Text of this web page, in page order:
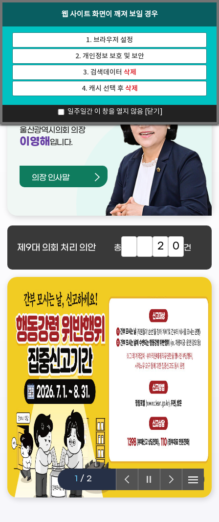
가
기
인터넷방송
웹 사이트 화면이 깨져 보일 경우
1. 브라우저 설정
2. 개인정보 보호 및 보안
3. 검색데이터 삭제
4. 캐시 선택 후삭제
일주일간 이 창을 열지 않음 [닫기]
1 / 2
열린의장실
울산광역시의회 의장
이영해 입니다.
의장 인사말
제9대 의회 처리 의안 총 2 0 건